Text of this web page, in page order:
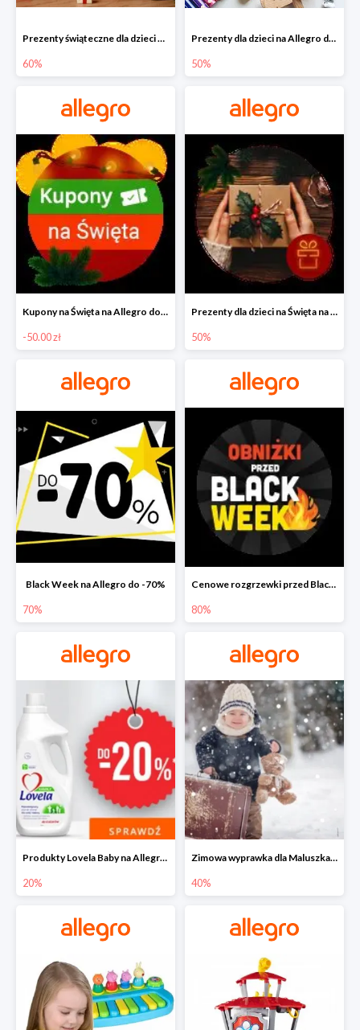
Prezenty świąteczne dla dzieci na Allegro do -60%
60%
Prezenty dla dzieci na Allegro do -50%
50%
Kupony na Święta na Allegro do -50 zł
-50.00 zł
Prezenty dla dzieci na Święta na Allegro do -50%
50%
Black Week na Allegro do -70%
70%
Cenowe rozgrzewki przed Black Friday na Allegro do -80%
80%
Produkty Lovela Baby na Allegro do -20%
20%
Zimowa wyprawka dla Maluszka na Allegro do -40%
40%